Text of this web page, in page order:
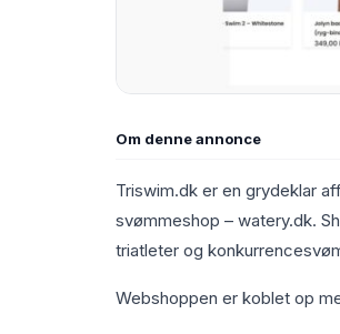
Om denne annonce
Triswim.dk er en grydeklar
svømmeshop – watery.dk.
triatleter og
Webshoppen er koblet op